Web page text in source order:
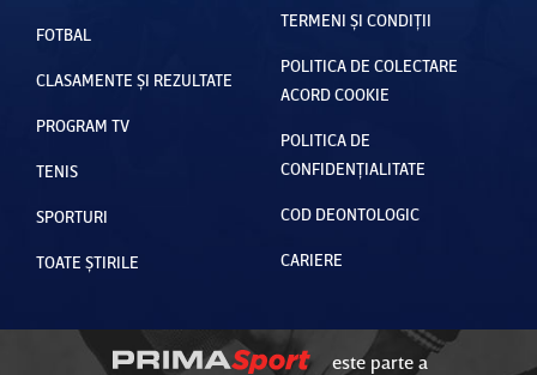
FOTBAL
CLASAMENTE ȘI REZULTATE
PROGRAM TV
TENIS
SPORTURI
TOATE ȘTIRILE
TERMENI ȘI CONDIȚII
POLITICA DE COLECTARE
ACORD COOKIE
POLITICA DE
CONFIDENȚIALITATE
COD DEONTOLOGIC
CARIERE
este parte a